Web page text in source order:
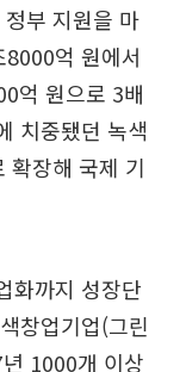
부 지원을 마
억 원에서
억 원으로 3배
치중됐던 녹색
확장해 국제 기
화까지 성장단
창업기업(그린
1000개 이상